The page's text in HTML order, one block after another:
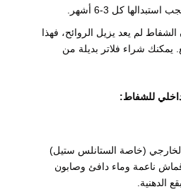
كل 3-6 أشهر.
لم يعد يزيل الروائح، فهذا
يمكنك شراء فلاتر بديلة من
للشفاط:
(خاصة الستانلس ستيل)
ناعمة وماء دافئ وصابون
الدهنية.